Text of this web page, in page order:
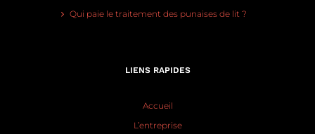
Qui paie le traitement des punaises de lit ?
LIENS RAPIDES
Accueil
L’entreprise